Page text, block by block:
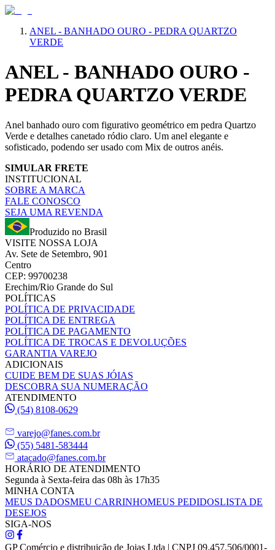
ANEL - BANHADO OURO - PEDRA QUARTZO
VERDE
ANEL - BANHADO OURO -
PEDRA QUARTZO VERDE
Anel banhado ouro com figurativo geométrico em pedra Quartzo
Verde e detalhes canetado ródio claro. Um anel elegante e
sofisticado, podendo ser usado com Mix de outros anéis.
SIMULAR FRETE
INSTITUCIONAL
SOBRE A MARCA
FALE CONOSCO
SEJA UMA REVENDA
Produzido no Brasil
VISITE NOSSA LOJA
Av. Sete de Setembro, 901
Centro
CEP: 99700238
Erechim/Rio Grande do Sul
POLÍTICAS
POLÍTICA DE PRIVACIDADE
POLÍTICA DE ENTREGA
POLÍTICA DE PAGAMENTO
POLÍTICA DE TROCAS E DEVOLUÇÕES
GARANTIA VAREJO
ADICIONAIS
CUIDE BEM DE SUAS JÓIAS
DESCOBRA SUA NUMERAÇÃO
ATENDIMENTO
(54) 8108-0629
varejo@fanes.com.br
(55) 5481-583444
atacado@fanes.com.br
HORÁRIO DE ATENDIMENTO
Segunda à Sexta-feira das 08h às 17h35
MINHA CONTA
MEUS DADOSMEU CARRINHOMEUS PEDIDOSLISTA DE
DESEJOS
SIGA-NOS
GP Comércio e distribuição de Joias Ltda | CNPJ 09.457.506/0001-